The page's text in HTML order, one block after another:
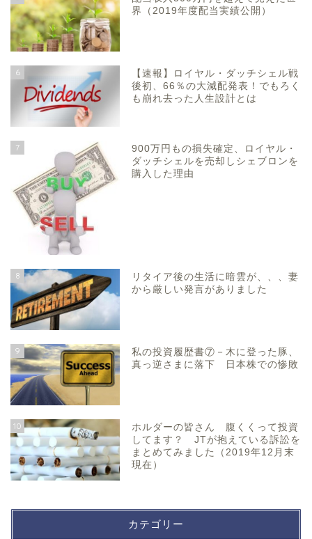
界（2019年度配当実績公開）
6
【速報】ロイヤル・ダッチシェル戦
後初、66％の大減配発表！でもろく
も崩れ去った人生設計とは
7
900万円もの損失確定、ロイヤル・
ダッチシェルを売却しシェブロンを
購入した理由
8
リタイア後の生活に暗雲が、、、妻
から厳しい発言がありました
9
私の投資履歴書⑦－木に登った豚、
真っ逆さまに落下 日本株での惨敗
10
ホルダーの皆さん 腹くくって投資
してます？ JTが抱えている訴訟を
まとめてみました（2019年12月末
現在）
カテゴリー